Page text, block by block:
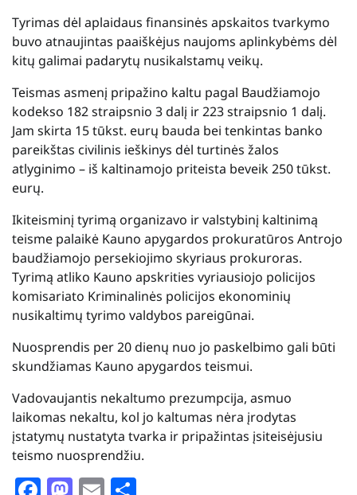
Tyrimas dėl aplaidaus finansinės apskaitos tvarkymo
buvo atnaujintas paaiškėjus naujoms aplinkybėms dėl
kitų galimai padarytų nusikalstamų veikų.
Teismas asmenį pripažino kaltu pagal Baudžiamojo
kodekso 182 straipsnio 3 dalį ir 223 straipsnio 1 dalį.
Jam skirta 15 tūkst. eurų bauda bei tenkintas banko
pareikštas civilinis ieškinys dėl turtinės žalos
atlyginimo – iš kaltinamojo priteista beveik 250 tūkst.
eurų.
Ikiteisminį tyrimą organizavo ir valstybinį kaltinimą
teisme palaikė Kauno apygardos prokuratūros Antrojo
baudžiamojo persekiojimo skyriaus prokuroras.
Tyrimą atliko Kauno apskrities vyriausiojo policijos
komisariato Kriminalinės policijos ekonominių
nusikaltimų tyrimo valdybos pareigūnai.
Nuosprendis per 20 dienų nuo jo paskelbimo gali būti
skundžiamas Kauno apygardos teismui.
Vadovaujantis nekaltumo prezumpcija, asmuo
laikomas nekaltu, kol jo kaltumas nėra įrodytas
įstatymų nustatyta tvarka ir pripažintas įsiteisėjusiu
teismo nuosprendžiu.